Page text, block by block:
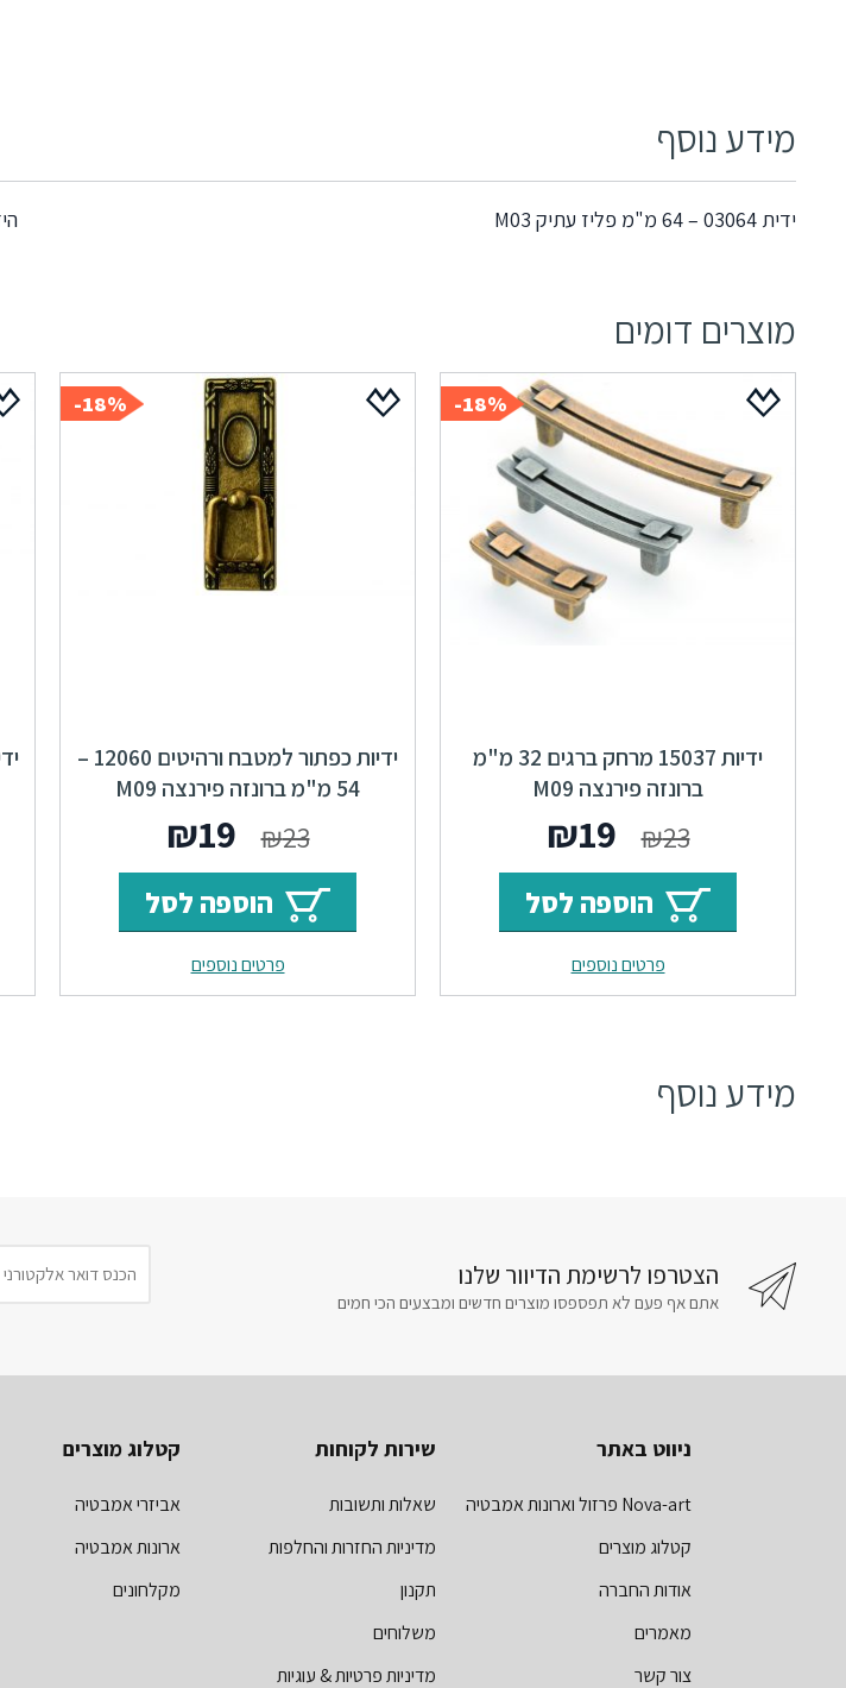
מידע נוסף
ידית 03064 – 64 מ"מ פליז עתיק M03
מוצרים דומים
18%-
ידיות 15037 מרחק ברגים 32 מ"מ
ברונזה פירנצה M09
₪23
המחיר
המקורי
היה:
₪23.
₪19
הנוכחי
הוא:
₪19.
הוספה לסל
פרטים נוספים
18%-
ידיות כפתור למטבח ורהיטים 12060 –
54 מ"מ ברונזה פירנצה M09
₪23
המחיר
המקורי
היה:
₪23.
₪19
הנוכחי
הוא:
₪19.
הוספה לסל
פרטים נוספים
מידע נוסף
הצטרפו לרשימת הדיוור שלנו
אתם אף פעם לא תפספסו מוצרים חדשים ומבצעים הכי חמים
ניווט באתר
Nova-art פרזול וארונות אמבטיה
קטלוג מוצרים
אודות החברה
מאמרים
צור קשר
שירות לקוחות
שאלות ותשובות
מדיניות החזרות והחלפות
תקנון
משלוחים
מדיניות פרטיות & עוגיות
קטלוג מוצרים
אביזרי אמבטיה
ארונות אמבטיה
מקלחונים